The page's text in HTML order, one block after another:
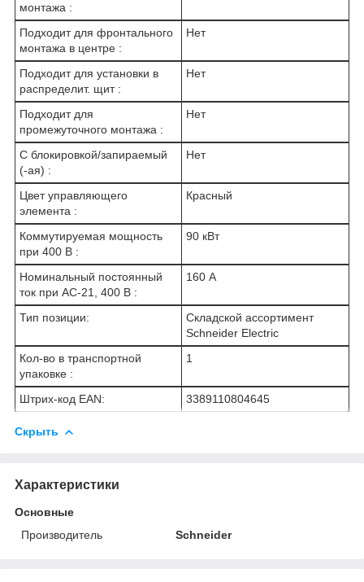
монтажа :
Подходит для фронтального
монтажа в центре :
Нет
Подходит для установки в
распределит. щит :
Нет
Подходит для
промежуточного монтажа :
Нет
С блокировкой/запираемый
(-ая) :
Нет
Цвет управляющего
элемента :
Красный
Коммутируемая мощность
при 400 В :
90 кВт
Номинальный постоянный
ток при AC-21, 400 В :
160 А
Тип позиции:
Складской ассортимент
Schneider Electric
Кол-во в транспортной
упаковке :
1
Штрих-код EAN: 3389110804645
Скрыть
Характеристики
Основные
Производитель
Schneider